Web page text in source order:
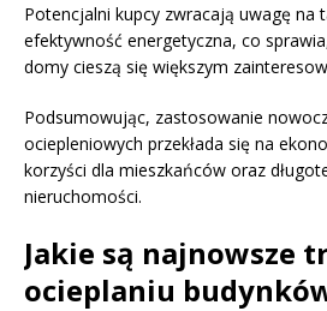
Potencjalni kupcy zwracają uwagę na
efektywność energetyczna, co
domy cieszą się większym
Podsumowując, zastosowanie
ociepleniowych przekłada się na
korzyści dla mieszkańców oraz
nieruchomości.
Jakie są najnowsze
ocieplaniu